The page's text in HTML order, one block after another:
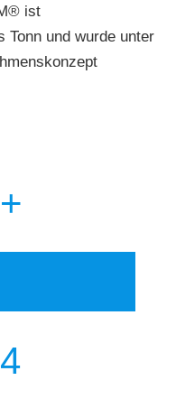
ist
Tonn und wurde unter